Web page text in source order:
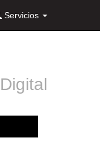
Servicios
Digital